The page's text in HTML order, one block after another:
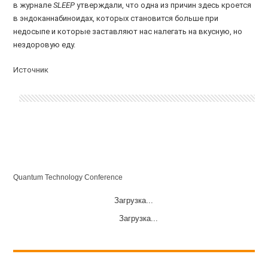
в журналеSLEEP утверждали, что одна из причин здесь кроется
в эндоканнабиноидах, которых становится больше при
недосыпе и которые заставляют нас налегать на вкусную, но
нездоровую еду.
Источник
Quantum Technology Conference
Загрузка...
Загрузка...